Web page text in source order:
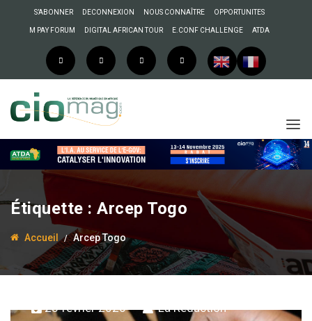
S’ABONNER DECONNEXION NOUS CONNAÎTRE OPPORTUNITES
M PAY FORUM DIGITAL AFRICAN TOUR E.CONF CHALLENGE ATDA
Étiquette : Arcep Togo
Accueil Arcep Togo
23 février 2026 La Rédaction